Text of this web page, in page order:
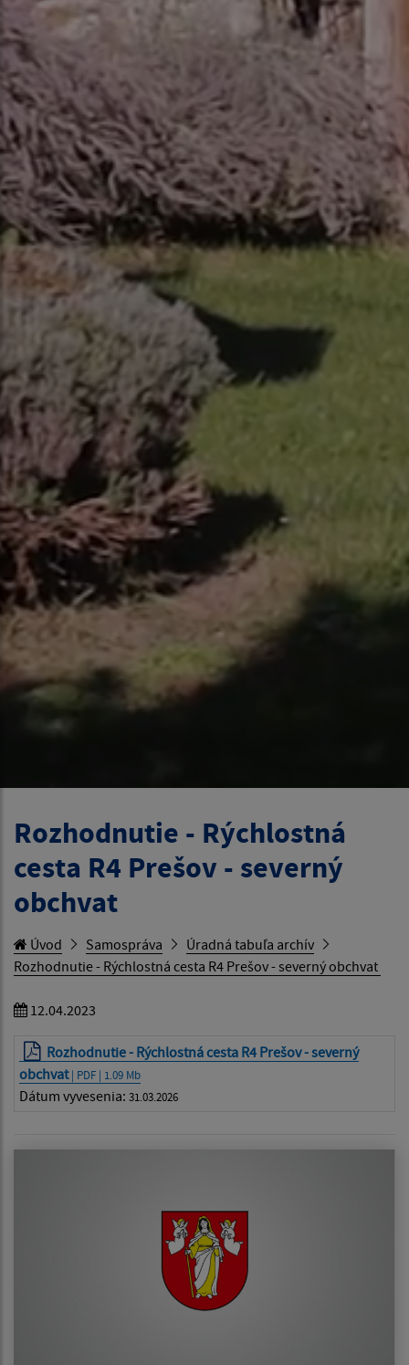
Rozhodnutie - Rýchlostná
cesta R4 Prešov - severný
obchvat
Úvod Samospráva
Úradná tabuľa archív
Rozhodnutie - Rýchlostná cesta R4 Prešov - severný obchvat
12.04.2023
Rozhodnutie - Rýchlostná cesta R4 Prešov - severný
obchvat| PDF | 1.09 Mb
Dátum vyvesenia: 31.03.2026